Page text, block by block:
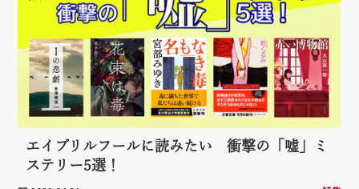
エイプリルフールに読みたい 衝撃の「嘘」ミ
ステリー5選！